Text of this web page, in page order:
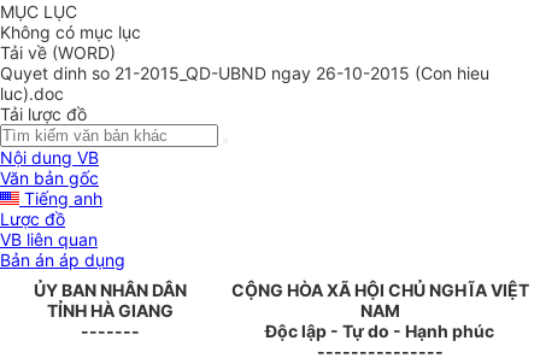
MỤC LỤC
Không có mục lục
Tải về (WORD)
Quyet dinh so 21-2015_QD-UBND ngay 26-10-2015 (Con hieu
luc).doc
Tải lược đồ
Nội dung VB
Văn bản gốc
Tiếng anh
Lược đồ
VB liên quan
Bản án áp dụng
ỦY BAN NHÂN DÂN
TỈNH HÀ GIANG
-------
CỘNG HÒA XÃ HỘI CHỦ NGHĨA VIỆT
NAM
Độc lập - Tự do - Hạnh phúc
---------------